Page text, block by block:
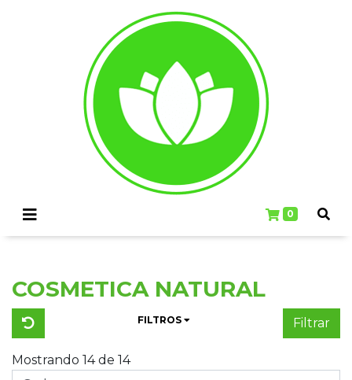
0
COSMETICA NATURAL
FILTROS Filtrar
Mostrando 14 de 14